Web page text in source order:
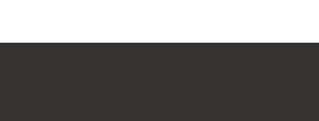
Ürün bilgilerinde hatalar bulunuyor.